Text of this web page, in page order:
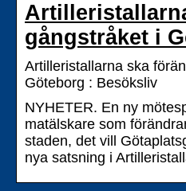
gångstråket i
Artilleristallarna ska
Göteborg : Besöksliv
NYHETER. En ny
matälskare som
staden, det vill
nya satsning i